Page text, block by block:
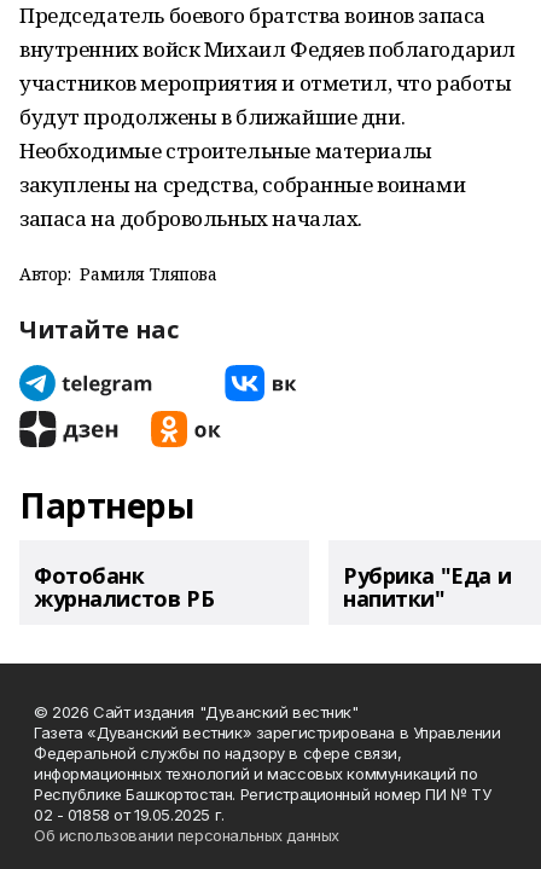
Председатель боевого братства воинов запаса
внутренних войск Михаил Федяев поблагодарил
участников мероприятия и отметил, что работы
будут продолжены в ближайшие дни.
Необходимые строительные материалы
закуплены на средства, собранные воинами
запаса на добровольных началах.
Автор: Рамиля Тляпова
Читайте нас
Партнеры
Фотобанк
журналистов РБ
Рубрика "Еда и
напитки"
© 2026 Сайт издания "Дуванский вестник"
Газета «Дуванский вестник» зарегистрирована в Управлении
Федеральной службы по надзору в сфере связи,
информационных технологий и массовых коммуникаций по
Республике Башкортостан. Регистрационный номер ПИ № ТУ
02 - 01858 от 19.05.2025 г.
Об использовании персональных данных